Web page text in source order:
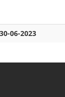
06-2023